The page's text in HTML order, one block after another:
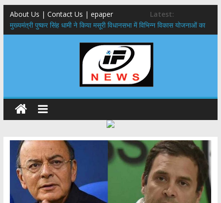
About Us | Contact Us | epaper
Latest:
मुख्यमंत्री पुष्कर सिंह धामी ने किया मसूरी विधानसभा में विभिन्न विकास योजनाओं का
लोकार्पण – शिलान्यास
एमडीडीए बोर्ड बैठक, देहरादून और मसूरी के विकास के लिए 25 बड़े प्रस्तावों को मिली
बुजुर्ग-दिव्यांगों के घर जाएंगे बीएलओ, करेंगे नोटिसों का निस्तारण
​देहरादून में 11 अगस्त को लगेगा एक दिवसीय रोजगार मेला, 559 पदों पर होगी भर्ती
पुष्पवर्षा और चरण प्रक्षालन के साथ देवभूमि ने किया शिवभक्त कांवड़ियों का
अभिनंदन,मुख्यमंत्री ने स्वास्थ्य सेवा शिविर का किया शुभारंभ, श्रद्धालुओं को अपने
हाथों से परोसा भोजन